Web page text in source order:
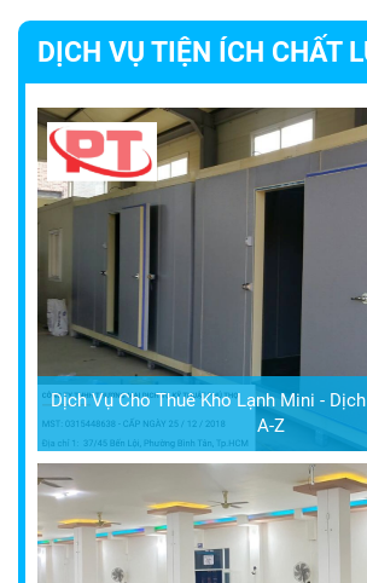
DỊCH VỤ TIỆN ÍCH CHẤT
Dịch Vụ Cho Thuê Kho Lạnh Mini -
A-Z